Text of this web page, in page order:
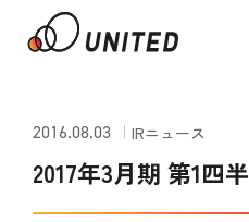
2016.08.03 IRニュース
2017年3月期 第1四